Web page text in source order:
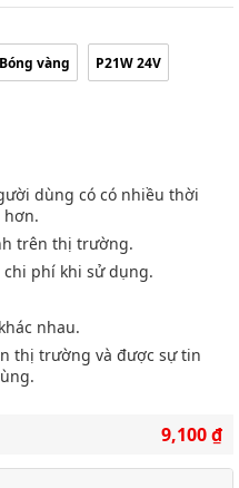
vàng P21W 24V
dùng có có nhiều thời
hơn.
trên thị trường.
chi phí khi sử dụng.
nhau.
thị trường và được sự tin
9,100 ₫